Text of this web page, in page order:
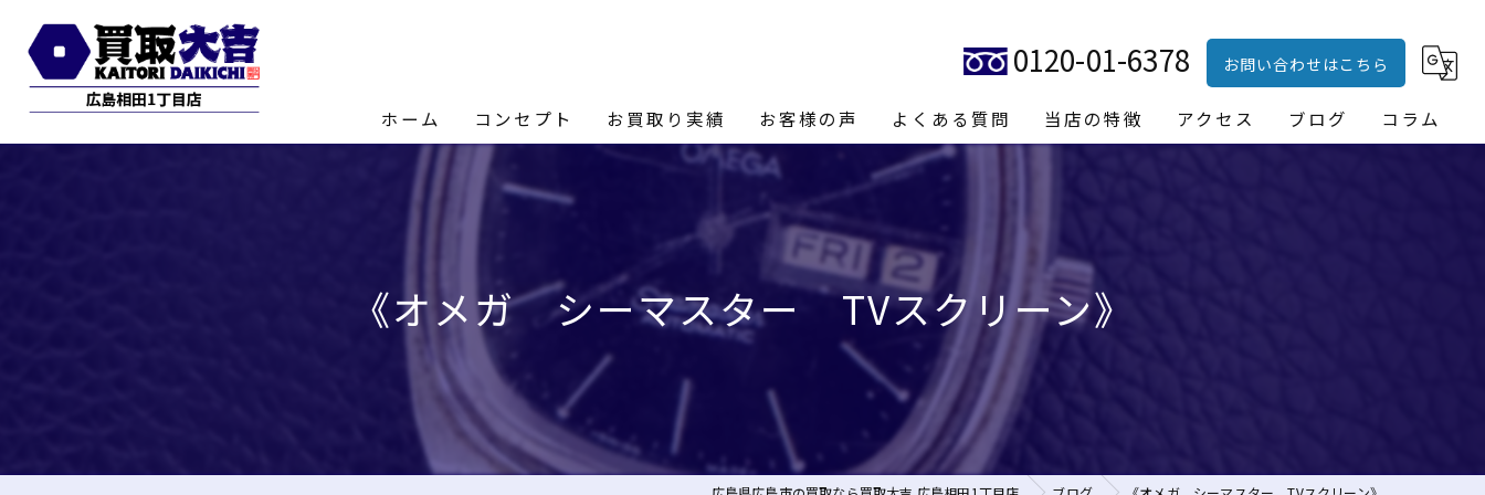
0120-01-6378 お問い合わせはこちら
ホーム コンセプト
店長あいさつ
お買取り実績 お客様の声 よくある質問 当店の特徴
時計
アクセス ブログ コラム
《オメガ シーマスター TVスクリーン》